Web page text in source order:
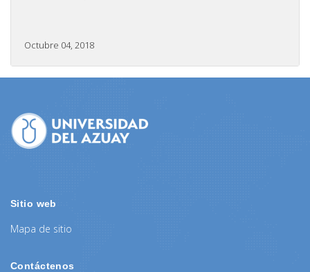
Octubre 04, 2018
Sitio web
Mapa de sitio
Contáctenos